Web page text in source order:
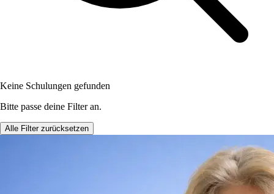
Keine Schulungen gefunden
Bitte passe deine Filter an.
Alle Filter zurücksetzen